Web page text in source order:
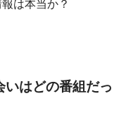
は本当か？
はどの番組だっ